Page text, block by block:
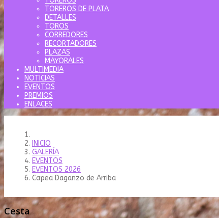
TOREROS DE PLATA
DETALLES
TOROS
CORREDORES
RECORTADORES
PLAZAS
MAYORALES
MULTIMEDIA
NOTICIAS
EVENTOS
PREMIOS
ENLACES
INICIO
GALERÍA
EVENTOS
EVENTOS 2026
Capea Daganzo de Arriba
Cesta